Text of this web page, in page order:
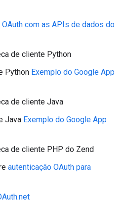
OAuth com as APIs de dados do
de cliente Python
Python Exemplo do Google App
de cliente Java
Java Exemplo do Google App
de cliente PHP do Zend
autenticação OAuth para